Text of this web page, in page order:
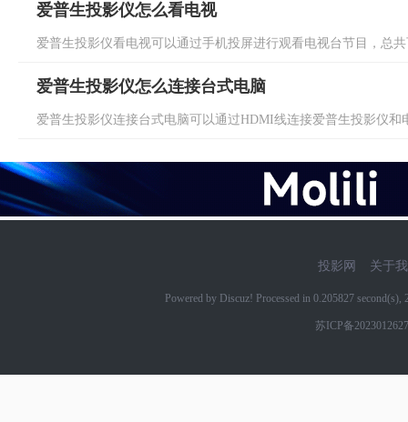
爱普生投影仪怎么看电视
爱普生投影仪看电视可以通过手机投屏进行观看电视台节目，总
爱普生投影仪怎么连接台式电脑
爱普生投影仪连接台式电脑可以通过HDMI线连接爱普生投影仪
投影网 关于
Powered by Discuz! Processed in 0.205827
苏ICP备